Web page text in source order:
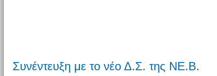
Συνέντευξη με το νέο Δ.Σ. της ΝΕ.Β.